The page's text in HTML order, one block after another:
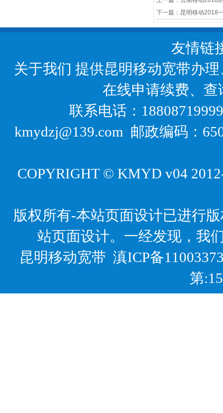
下一篇： 昆明移动2018
友情链
关于我们 提供昆明移动宽带办
在线申请续费、
联系电话：
kmydzj@139.com 邮政编码：
COPYRIGHT © KMYD v04
版权所有-本站页面设计已进行
站页面设计。一经发现，我
昆明移动宽带 滇ICP备
第